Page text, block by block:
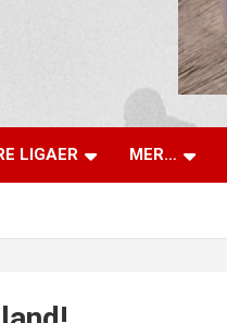
LIGAER MER…